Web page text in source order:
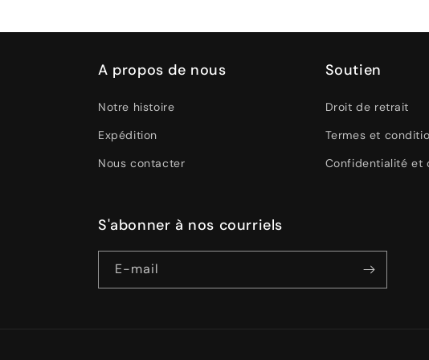
A propos de nous
Notre histoire
Expédition
Nous contacter
Soutien
Droit de retrait
Termes et
Confidentialité et
S'abonner à nos courriels
E-mail